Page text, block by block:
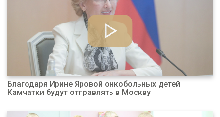
Благодаря Ирине Яровой онкобольных детей
Камчатки будут отправлять в Москву